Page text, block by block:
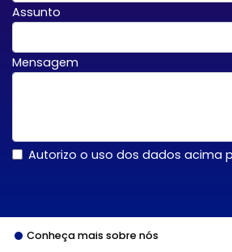
Assunto
Mensagem
Autorizo o uso dos dados acima
Conheça mais sobre nós